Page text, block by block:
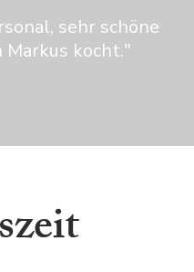
sehr schöne
kocht."